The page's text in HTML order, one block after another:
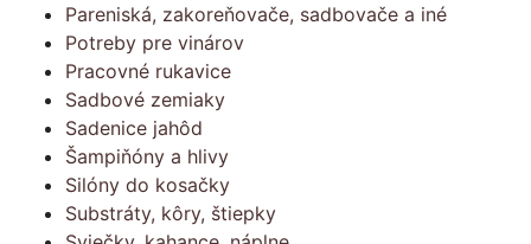
Pareniská, zakoreňovače, sadbovače a iné
Potreby pre vinárov
Pracovné rukavice
Sadbové zemiaky
Sadenice jahôd
Šampiňóny a hlivy
Silóny do kosačky
Substráty, kôry, štiepky